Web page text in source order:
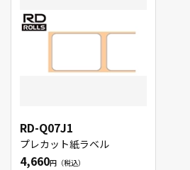
RD-Q07J1
プレカット紙ラベル
4,660